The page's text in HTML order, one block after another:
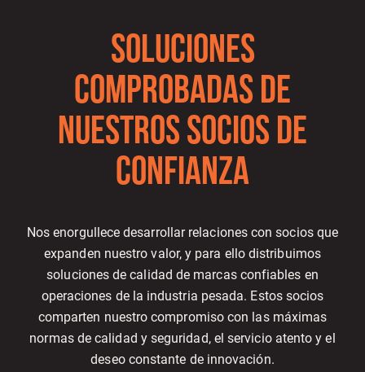
SOLUCIONES
COMPROBADAS DE
NUESTROS SOCIOS DE
CONFIANZA
Nos enorgullece desarrollar relaciones con socios que
expanden nuestro valor, y para ello distribuimos
soluciones de calidad de marcas confiables en
operaciones de la industria pesada. Estos socios
comparten nuestro compromiso con las máximas
normas de calidad y seguridad, el servicio atento y el
deseo constante de innovación.